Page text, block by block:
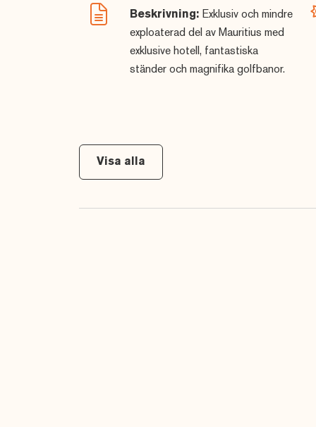
Läs mer omShort Stay Golfresor med
Läs mer här för vårasista minuten golfresor
© Sunbirdie
Beskrivning: Exklusiv och mindre
exploaterad del av Mauritius med
exklusive hotell, fantastiska
ständer och magnifika golfbanor.
Visa alla